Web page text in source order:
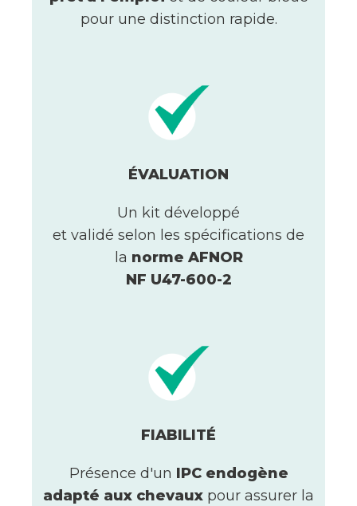
pour une distinction rapide.
ÉVALUATION
Un kit développé
et validé selon les spécifications de
la norme AFNOR
NF U47-600-2
FIABILITÉ
Présence d'un IPC endogène
adapté aux chevaux pour assurer la